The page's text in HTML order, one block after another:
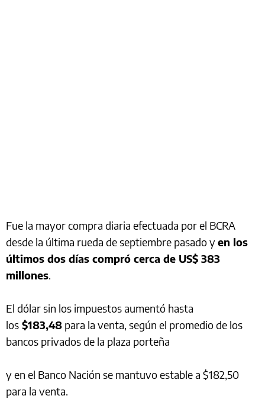
Fue la mayor compra diaria efectuada por el BCRA
desde la última rueda de septiembre pasado yen los
últimos dos días compró cerca de US$ 383
millones.
El dólar sin los impuestos aumentó hasta
los $183,48 para la venta, según el promedio de los
bancos privados de la plaza porteña
y en el Banco Nación se mantuvo estable a $182,50
para la venta.